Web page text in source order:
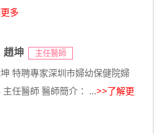
多
趙坤 主任醫師
特聘專家深圳市婦幼保健院婦
主任醫師 醫師簡介： ...>>了解更